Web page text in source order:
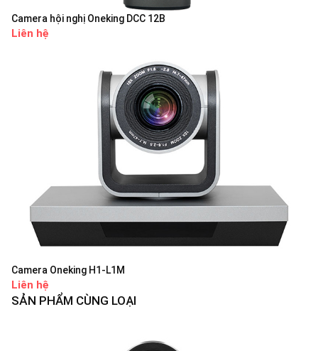
Camera hội nghị Oneking DCC 12B
Liên hệ
Camera Oneking H1-L1M
Liên hệ
SẢN PHẨM CÙNG LOẠI